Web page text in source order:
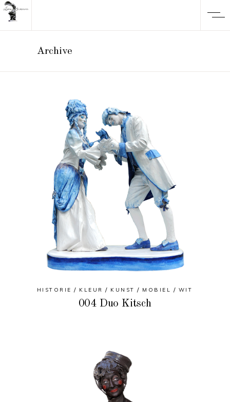
Archive
HISTORIE KLEUR KUNST MOBIEL WIT
004 Duo Kitsch